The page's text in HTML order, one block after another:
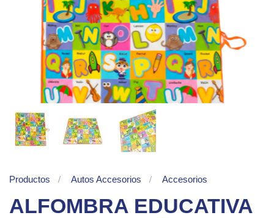
Productos Autos Accesorios Accesorios
ALFOMBRA EDUCATIVA